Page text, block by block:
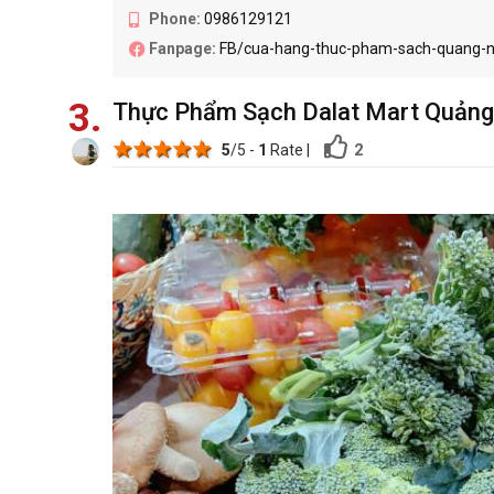
Phone: 0986129121
Fanpage: FB/cua-hang-thuc-pham-sach-
3 Thực Phẩm Sạch Dalat Mart
5 stars
4 stars
3 stars
2 stars
1 star 5/5 - 1 Rate 2